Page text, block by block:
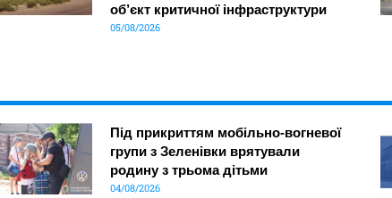
об’єкт критичної інфраструктури
05/08/2026
Під прикриттям мобільно-вогневої
групи з Зеленівки врятували
родину з трьома дітьми
04/08/2026